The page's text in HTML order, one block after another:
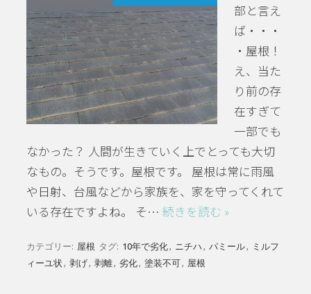
部と言え
ば・・・
・屋根！
え、当た
り前の存
在すぎて
一部でも
なかった？ 人間が生きていく上でとっても大切
なもの。そうです。屋根です。 屋根は常に雨風
や日射、台風などから家族を、家を守ってくれて
いる存在ですよね。 そ… 続きを読む »
カテゴリー: 屋根 タグ: 10年で劣化, ニチハ , パミール,
ミルフ
ィーユ状 , 剥げ, 剥離, 劣化, 塗装不可, 屋根